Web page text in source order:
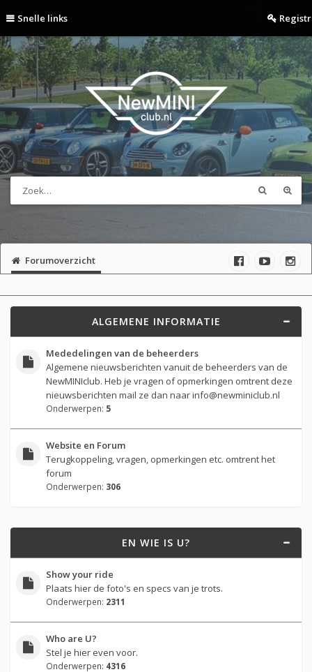
Snelle links
Forumoverzicht
ALGEMENE INFORMATIE
Mededelingen van de beheerders
Algemene nieuwsberichten vanuit de beheerders van de
NewMINIclub. Heb je vragen of opmerkingen omtrent deze
nieuwsberichten mail ze dan naarinfo@newminiclub.nl
Onderwerpen: 5
Website en Forum
Terugkoppeling, vragen, opmerkingen etc. omtrent het
forum
Onderwerpen: 306
EN WIE IS U?
Show your ride
Plaats hier de foto's en specs van je trots.
Onderwerpen: 2311
Who are U?
Stel je hier even voor.
Onderwerpen: 4316